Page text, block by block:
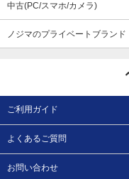
中古(PC/スマホ/カメラ)
ノジマのプライベートブランド
ご利用ガイド
よくあるご質問
お問い合わせ